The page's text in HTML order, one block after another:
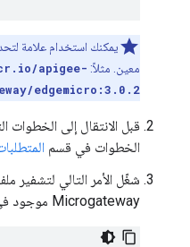
معين. مثلاً: apigee-
edgemicro:3.0.2
قبل الانتقال إلى الخطوات
الخطوات في قسم
Microgateway موجود في